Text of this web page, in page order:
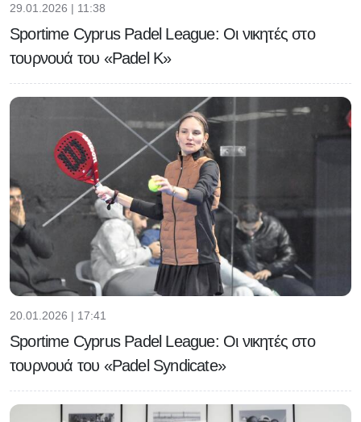
29.01.2026 | 11:38
Sportime Cyprus Padel League: Οι νικητές στο
τουρνουά του «Padel K»
20.01.2026 | 17:41
Sportime Cyprus Padel League: Οι νικητές στο
τουρνουά του «Padel Syndicate»